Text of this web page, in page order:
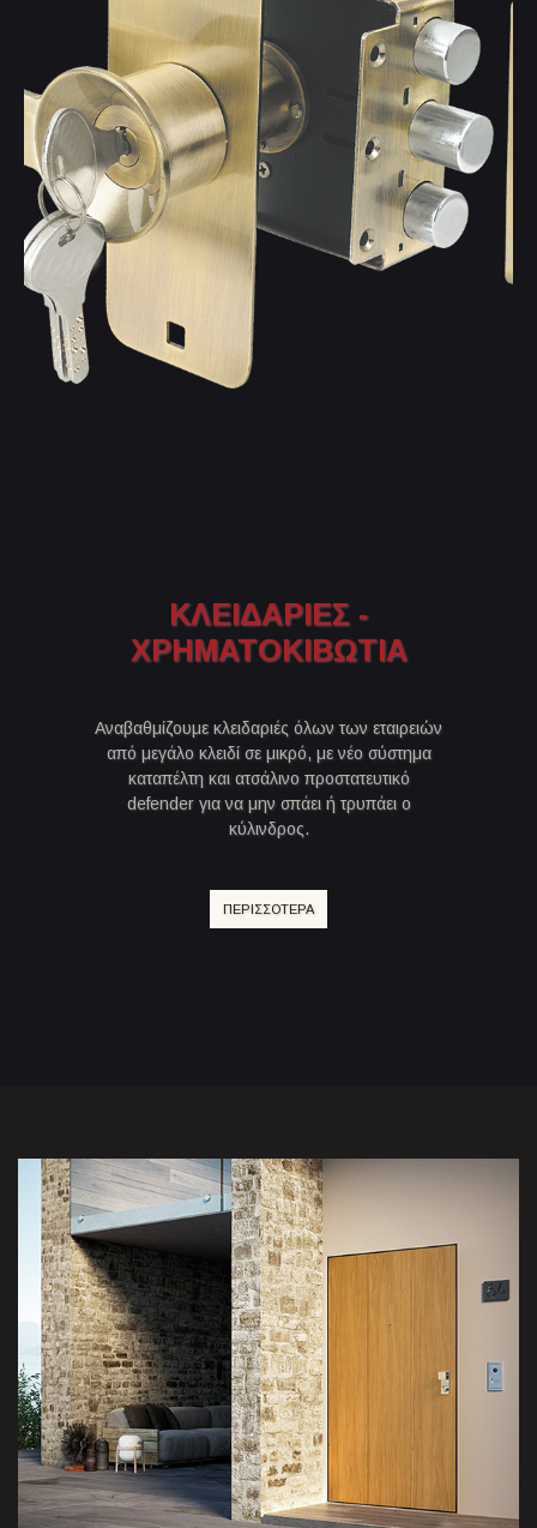
ΚΛΕΙΔΑΡΙΕΣ -
ΧΡΗΜΑΤΟΚΙΒΩΤΙΑ
Αναβαθμίζουμε κλειδαριές όλων των εταιρειών
από μεγάλο κλειδί σε μικρό, με νέο σύστημα
καταπέλτη και ατσάλινο προστατευτικό
defender για να μην σπάει ή τρυπάει ο
κύλινδρος.
ΠΕΡΙΣΣΟΤΕΡΑ